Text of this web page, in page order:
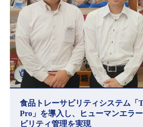
食品トレーサビリティシステム「
Pro」を導入し、ヒューマンエラ
ビリティ管理を実現